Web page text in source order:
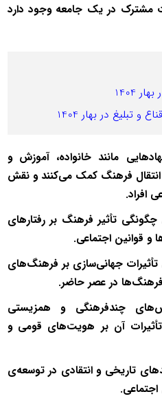
مشترک در یک جامعه وجود دارد
1404
در بهار 1404
مانند خانواده، آموزش و
انتقال فرهنگ کمک می‌کنند و نقش
افراد.
چگونگی تأثیر فرهنگ بر رفتارهای
و قوانین اجتماعی.
تأثیرات جهانی‌سازی بر فرهنگ‌های
در عصر حاضر.
چندفرهنگی و همزیستی
آن بر هویت‌های قومی و
تاریخی و انتقادی در توسعه‌ی